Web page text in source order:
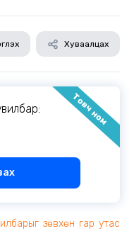
Хуваалцах
Товч ном
зөвхөн гар утас